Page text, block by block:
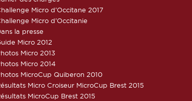
Micro d’Occitane 2017
Micro d’Occitanie
la presse
Micro 2012
Micro 2013
Micro 2014
MicroCup Quiberon 2010
Micro Croiseur MicroCup Brest 2015
MicroCup Brest 2015